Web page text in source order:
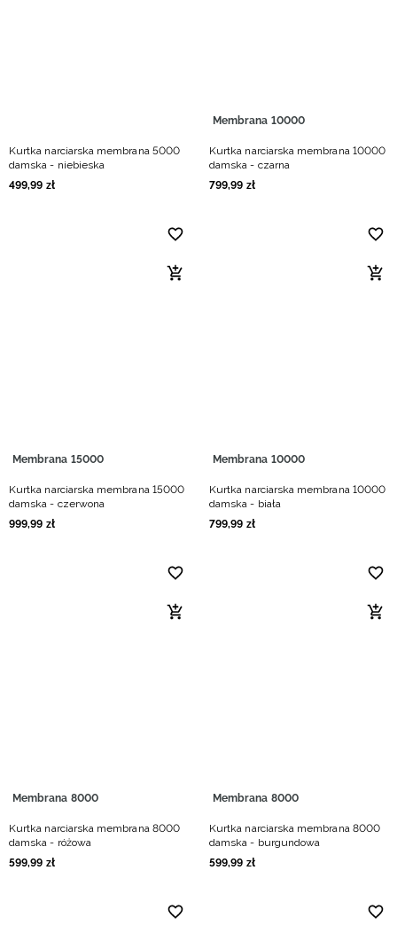
Kurtka narciarska membrana 5000
damska - niebieska
499,99 zł
Membrana 10000
Kurtka narciarska membrana 10000
damska - czarna
799,99 zł
Membrana 15000
Kurtka narciarska membrana 15000
damska - czerwona
999,99 zł
Membrana 10000
Kurtka narciarska membrana 10000
damska - biała
799,99 zł
Membrana 8000
Kurtka narciarska membrana 8000
damska - różowa
599,99 zł
Membrana 8000
Kurtka narciarska membrana 8000
damska - burgundowa
599,99 zł